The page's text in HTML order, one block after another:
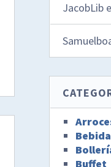
JacobLib
Buffet